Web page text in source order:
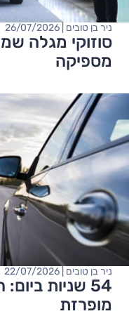
סוזוקי מגלה
מספיקה
ניר בן טובים | 26/07/2026
54 שניות
מופרזת
ניר בן טובים | 22/07/2026